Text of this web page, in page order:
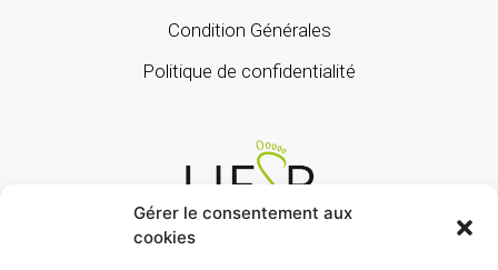
Gérer le consentement aux
cookies
Condition Générales
Politique de confidentialité